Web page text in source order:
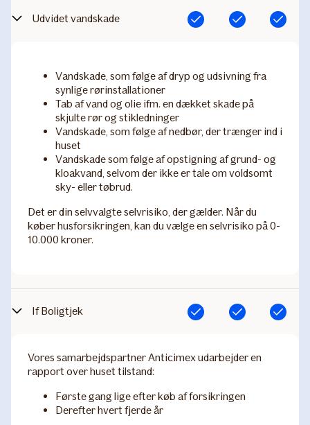
Udvidet vandskade Inkluderet Inkluderet Inkluderet
Vandskade, som følge af dryp og udsivning fra
synlige rørinstallationer
Tab af vand og olie ifm. en dækket skade på
skjulte rør og stikledninger
Vandskade, som følge af nedbør, der trænger ind i
huset
Vandskade som følge af opstigning af grund- og
kloakvand, selvom der ikke er tale om voldsomt
sky- eller tøbrud.
Det er din selvvalgte selvrisiko, der gælder. Når du
køber husforsikringen, kan du vælge en selvrisiko på 0-
10.000 kroner.
If Boligtjek Inkluderet Inkluderet Inkluderet
Vores samarbejdspartner Anticimex udarbejder en
rapport over huset tilstand:
Første gang lige efter køb af forsikringen
Derefter hvert fjerde år